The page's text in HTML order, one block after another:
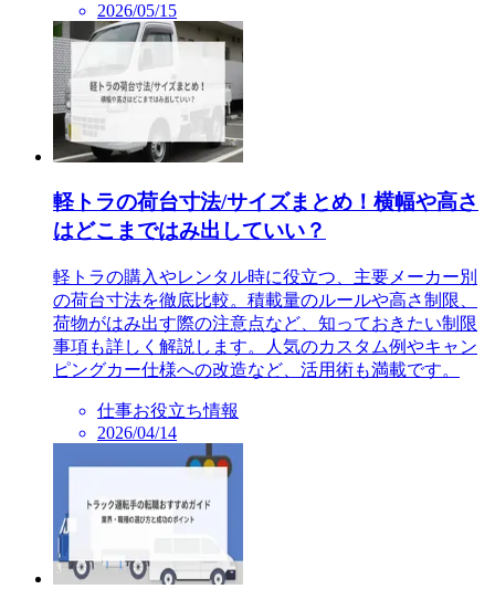
2026/05/15
軽トラの荷台寸法/サイズまとめ！横幅や高さ
はどこまではみ出していい？
軽トラの購入やレンタル時に役立つ、主要メーカー別
の荷台寸法を徹底比較。積載量のルールや高さ制限、
荷物がはみ出す際の注意点など、知っておきたい制限
事項も詳しく解説します。人気のカスタム例やキャン
ピングカー仕様への改造など、活用術も満載です。
仕事お役立ち情報
2026/04/14